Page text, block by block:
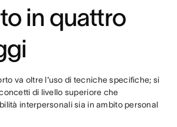
in quattro
va oltre l'uso di tecniche specifiche; si
di livello superiore che
interpersonali sia in ambito personal